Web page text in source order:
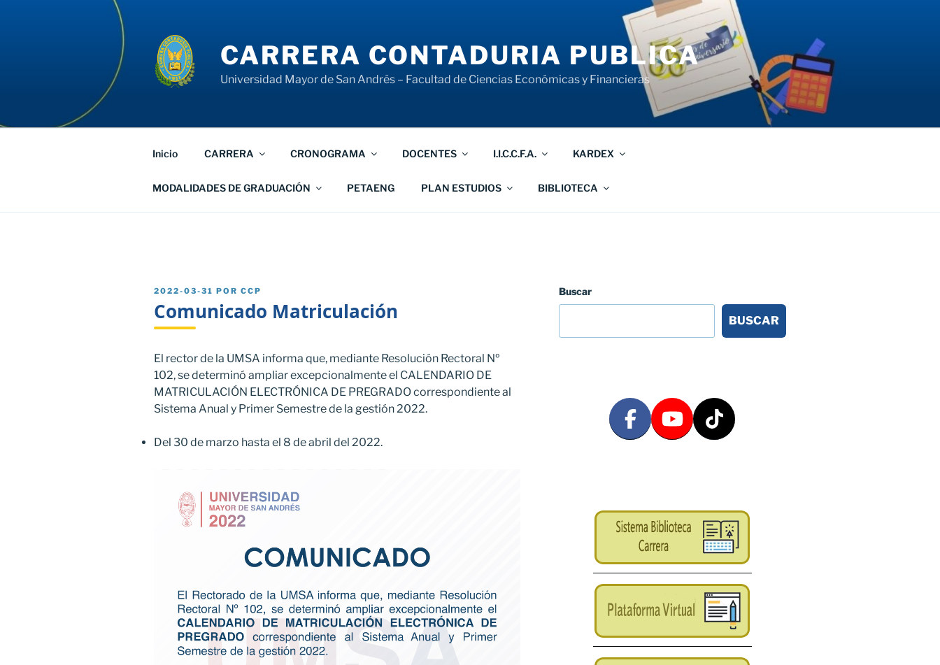
CARRERA CONTADURIA PUBLICA
Universidad Mayor de San Andrés – Facultad de Ciencias Económicas y Financieras
Inicio CARRERA CRONOGRAMA DOCENTES I.I.C.C.F.A. KARDEX
MODALIDADES DE GRADUACIÓN PETAENG PLAN ESTUDIOS BIBLIOTECA
PUBLICADO
2022-03-31 POR CCP
Comunicado Matriculación
El rector de la UMSA informa que, mediante Resolución Rectoral Nº
102, se determinó ampliar excepcionalmente el CALENDARIO DE
MATRICULACIÓN ELECTRÓNICA DE PREGRADO correspondiente al
Sistema Anual y Primer Semestre de la gestión 2022.
Del 30 de marzo hasta el 8 de abril del 2022.
Buscar
BUSCAR